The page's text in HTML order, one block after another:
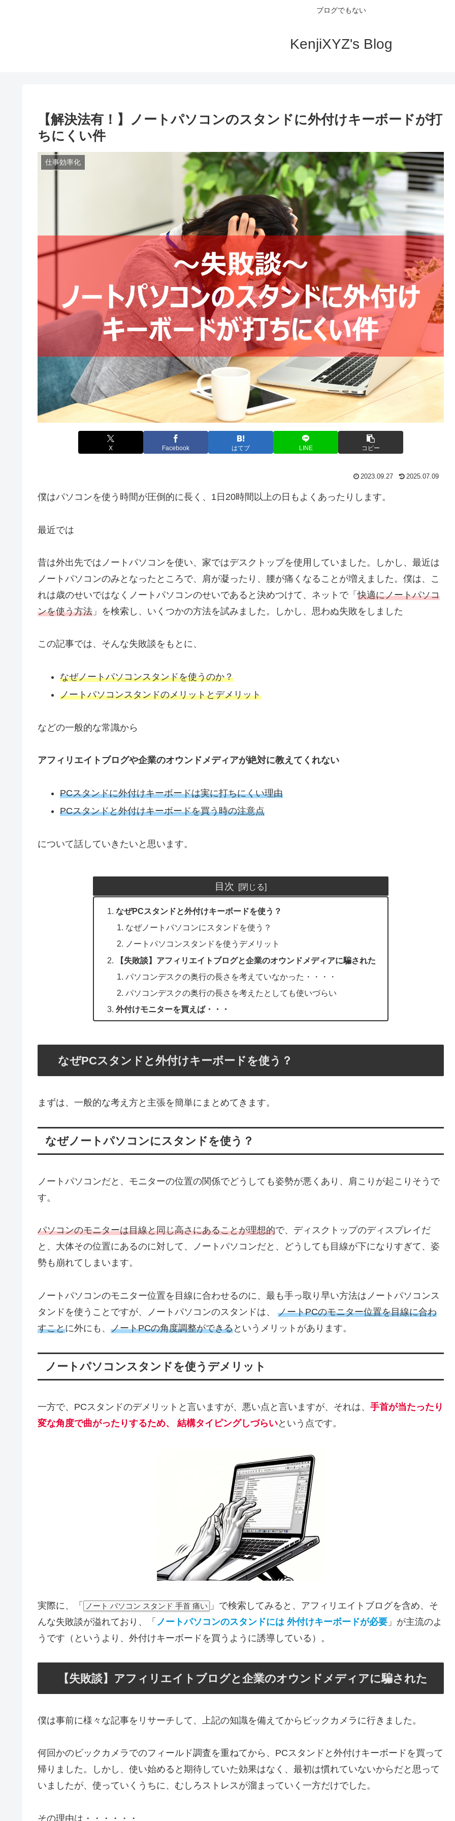
ブログでもない
KenjiXYZ's Blog
【解決法有！】ノートパソコンのスタンドに外付けキーボードが打
ちにくい件
仕事効率化
X Facebook はてブ LINE コピー
2023.09.27 2025.07.09
僕はパソコンを使う時間が圧倒的に長く、1日20時間以上の日もよくあったりします。
最近では
昔は外出先ではノートパソコンを使い、家ではデスクトップを使用していました。しかし、最近は
ノートパソコンのみとなったところで、肩が凝ったり、腰が痛くなることが増えました。僕は、こ
れは歳のせいではなくノートパソコンのせいであると決めつけて、ネットで「快適にノートパソコ
ンを使う方法 」を検索し、いくつかの方法を試みました。しかし、思わぬ失敗をしました
この記事では、そんな失敗談をもとに、
なぜノートパソコンスタンドを使うのか？
ノートパソコンスタンドのメリットとデメリット
などの一般的な常識から
アフィリエイトブログや企業のオウンドメディアが絶対に教えてくれない
PCスタンドに外付けキーボードは実に打ちにくい理由
PCスタンドと外付けキーボードを買う時の注意点
について話していきたいと思います。
目次
なぜPCスタンドと外付けキーボードを使う？
なぜノートパソコンにスタンドを使う？
ノートパソコンスタンドを使うデメリット
【失敗談】アフィリエイトブログと企業のオウンドメディアに騙された
パソコンデスクの奥行の長さを考えていなかった・・・・
パソコンデスクの奥行の長さを考えたとしても使いづらい
外付けモニターを買えば・・・
なぜPCスタンドと外付けキーボードを使う？
まずは、一般的な考え方と主張を簡単にまとめてきます。
なぜノートパソコンにスタンドを使う？
ノートパソコンだと、モニターの位置の関係でどうしても姿勢が悪くあり、肩こりが起こりそうで
す。
パソコンのモニターは目線と同じ高さにあることが理想的で、ディスクトップのディスプレイだ
と、大体その位置にあるのに対して、ノートパソコンだと、どうしても目線が下になりすぎて、姿
勢も崩れてしまいます。
ノートパソコンのモニター位置を目線に合わせるのに、最も手っ取り早い方法はノートパソコンス
タンドを使うことですが、ノートパソコンのスタンドは、 ノートPCのモニター位置を目線に合わ
すことに外にも、 ノートPCの角度調整ができるというメリットがあります。
ノートパソコンスタンドを使うデメリット
一方で、PCスタンドのデメリットと言いますが、悪い点と言いますが、それは、 手首が当たったり
変な角度で曲がったりするため、 結構タイピングしづらいという点です。
実際に、「 ノート パソコン スタンド 手首 痛い
」で検索してみると、アフィリエイトブログを含め、そ
んな失敗談が溢れており、「 ノートパソコンのスタンドには 外付けキーボードが必要 」が主流のよ
うです（というより、外付けキーボードを買うように誘導している）。
【失敗談】アフィリエイトブログと企業のオウンドメディアに騙された
僕は事前に様々な記事をリサーチして、上記の知識を備えてからビックカメラに行きました。
何回かのビックカメラでのフィールド調査を重ねてから、PCスタンドと外付けキーボードを買って
帰りました。しかし、使い始めると期待していた効果はなく、最初は慣れていないからだと思って
いましたが、使っていくうちに、むしろストレスが溜まっていく一方だけでした。
その理由は・・・・・・